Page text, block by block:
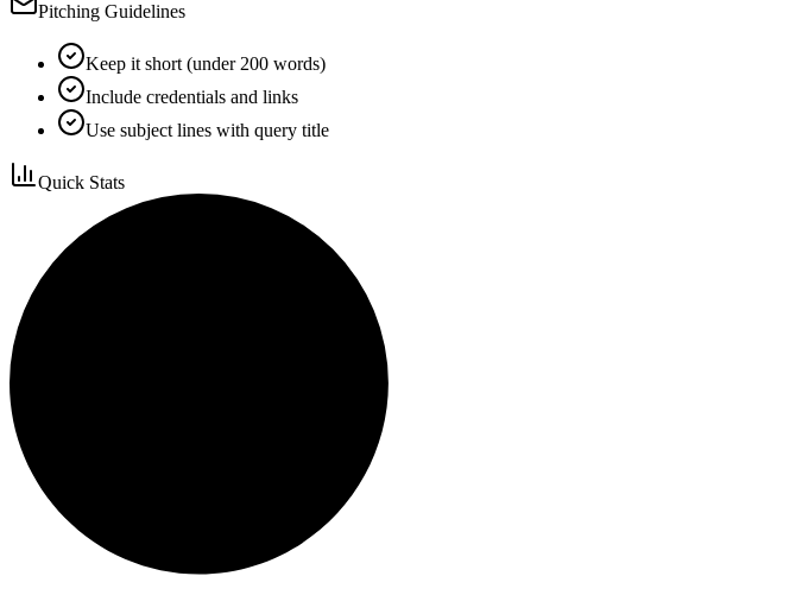
Pitching Guidelines
Keep it short (under 200 words)
Include credentials and links
Use subject lines with query title
Quick Stats